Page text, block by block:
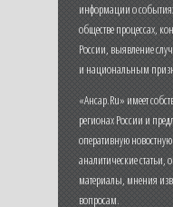
информации о
обществе процессах,
России, выявление
и национальным
«Ансар.Ru» имеет
регионах России и
оперативную
аналитические статьи,
материалы, мнения
вопросам.